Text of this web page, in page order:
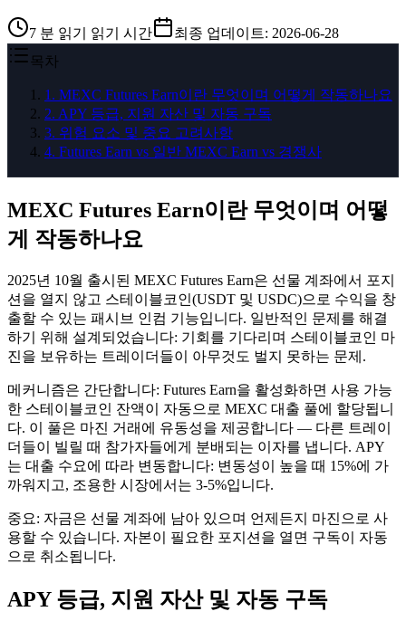
7 분 읽기 읽기 시간 최종 업데이트: 2026-06-28
목차
1 . MEXC Futures Earn이란 무엇이며 어떻게 작동하나요
2. APY 등급, 지원 자산 및 자동 구독
3. 위험 요소 및 중요 고려사항
4. Futures Earn vs 일반 MEXC Earn vs 경쟁사
MEXC Futures Earn이란 무엇이며 어떻
게 작동하나요
2025년 10월 출시된 MEXC Futures Earn은 선물 계좌에서 포지
션을 열지 않고 스테이블코인(USDT 및 USDC)으로 수익을 창
출할 수 있는 패시브 인컴 기능입니다. 일반적인 문제를 해결
하기 위해 설계되었습니다: 기회를 기다리며 스테이블코인 마
진을 보유하는 트레이더들이 아무것도 벌지 못하는 문제.
메커니즘은 간단합니다: Futures Earn을 활성화하면 사용 가능
한 스테이블코인 잔액이 자동으로 MEXC 대출 풀에 할당됩니
다. 이 풀은 마진 거래에 유동성을 제공합니다 — 다른 트레이
더들이 빌릴 때 참가자들에게 분배되는 이자를 냅니다. APY
는 대출 수요에 따라 변동합니다: 변동성이 높을 때 15%에 가
까워지고, 조용한 시장에서는 3-5%입니다.
중요: 자금은 선물 계좌에 남아 있으며 언제든지 마진으로 사
용할 수 있습니다. 자본이 필요한 포지션을 열면 구독이 자동
으로 취소됩니다.
APY 등급, 지원 자산 및 자동 구독